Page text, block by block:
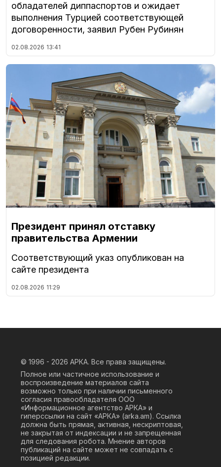
обладателей диппаспортов и ожидает
выполнения Турцией соответствующей
договоренности, заявил Рубен Рубинян
02.08.2026 13:41
Президент принял отставку
правительства Армении
Соответствующий указ опубликован на
сайте президента
02.08.2026 11:29
© 1996 - 2026 АРКА. Все права защищены.
Полное или частичное использование и
воспроизведение материалов сайта
возможно только при наличии письменного
согласия правообладателя ООО
«Информационное агентство АРКА» и
гиперссылки на сайт «АРКА» (arka.am). Ссылка
должна быть прямая, активная, нескриптовая,
не закрытая от индексации и не запрещенная
для следования робота. Мнение авторов
публикаций на сайте может не совпадать с
позицией редакции.